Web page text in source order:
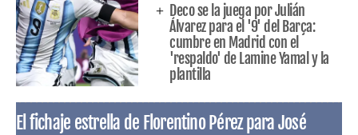
Deco se la juega por Julián
Álvarez para el '9' del Barça:
cumbre en Madrid con el
'respaldo' de Lamine Yamal y la
plantilla
El fichaje estrella de Florentino Pérez para José